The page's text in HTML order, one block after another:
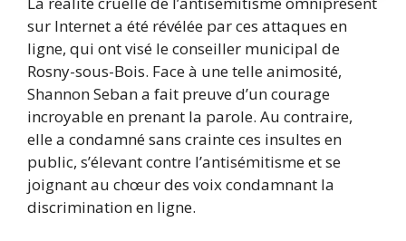
sur Internet a été révélée par ces attaques en
ligne, qui ont visé le conseiller municipal de
Rosny-sous-Bois. Face à une telle animosité,
Shannon Seban a fait preuve d’un courage
incroyable en prenant la parole. Au contraire,
elle a condamné sans crainte ces insultes en
public, s’élevant contre l’antisémitisme et se
joignant au chœur des voix condamnant la
discrimination en ligne.